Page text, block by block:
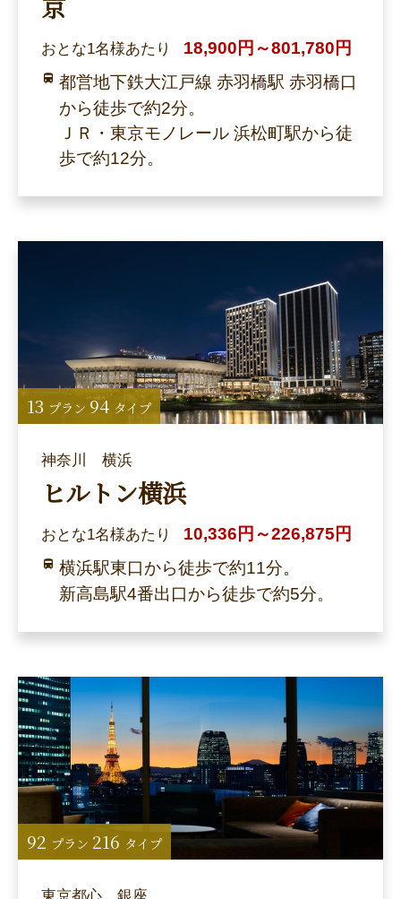
京
おとな1名様あたり
18,900円～801,780円
都営地下鉄大江戸線 赤羽橋駅 赤羽橋口
から徒歩で約2分。
ＪＲ・東京モノレール 浜松町駅から徒
歩で約12分。
神奈川 横浜
ヒルトン横浜
おとな1名様あたり
10,336円～226,875円
横浜駅東口から徒歩で約11分。
新高島駅4番出口から徒歩で約5分。
13 プラン 94 タイプ
92 プラン 216 タイプ